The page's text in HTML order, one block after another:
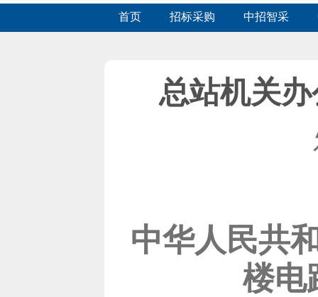
首页 招标采购 中招智采
总站机关
中华人民共
楼电